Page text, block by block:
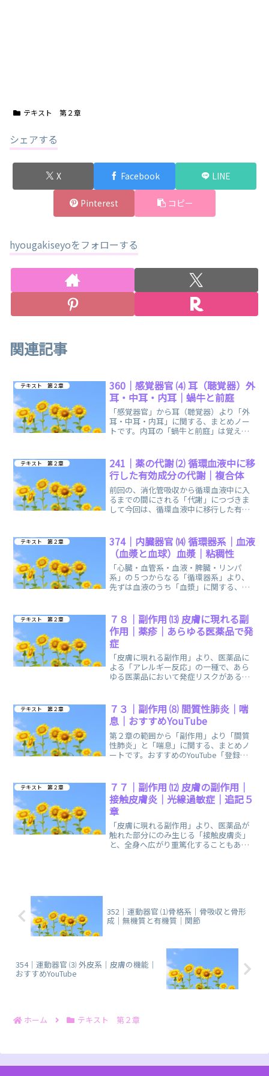
テキスト 第２章
シェアする
X Facebook LINE
Pinterest コピー
hyougakiseyoをフォローする
関連記事
テキスト 第２章
360｜感覚器官 ⑷ 耳（聴覚器）外
耳・中耳・内耳｜蝸牛と前庭
「感覚器官」から耳（聴覚器）より「外
耳・中耳・内耳」に関する、まとめノー
トです。内耳の「蝸牛と前庭」は覚え方
テキスト 第２章
241｜薬の代謝 ⑵ 循環血液中に移
行した有効成分の代謝｜複合体
前回の、消化管吸収から循環血液中に入
るまでの間にされる「代謝」につづきま
して今回は、循環血液中に移行した有効
テキスト 第２章
374｜内臓器官 ⒁ 循環器系｜血液
（血漿と血球）血漿｜粘稠性
「心臓・血管系・血液・脾臓・リンパ
系」の５つからなる「循環器系」より、
先ずは血液のうち「血漿」に関する、ま
テキスト 第２章
７８｜副作用 ⒀ 皮膚に現れる副
作用｜薬疹｜あらゆる医薬品で発
症
「皮膚に現れる副作用」より、医薬品に
よる「アレルギー反応」の一種で、あら
ゆる医薬品において発症リスクがある
テキスト 第２章
７３｜副作用 ⑻ 間質性肺炎｜喘
息｜おすすめYouTube
第２章の範囲から「副作用」より「間質
性肺炎」と「喘息」に関する、まとめノ
ートです。おすすめのYouTube「登録販
テキスト 第２章
７７｜副作用 ⑿ 皮膚の副作用｜
接触皮膚炎｜光線過敏症｜追記５
章
「皮膚に現れる副作用」より、医薬品が
触れた部分にのみ生じる「接触皮膚炎」
と、全身へ広がり重篤化することもある
352｜運動器官 ⑴骨格系｜骨吸収と骨形
成｜無機質と有機質｜関節
354｜運動器官 ⑶ 外皮系｜皮膚の機能｜
おすすめYouTube
ホーム テキスト 第２章